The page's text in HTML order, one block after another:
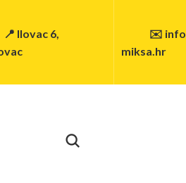
📍 Ilovac 6,
✉️
miksa.hr